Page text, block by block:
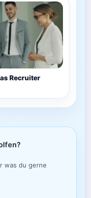
Recruiter
was du gerne